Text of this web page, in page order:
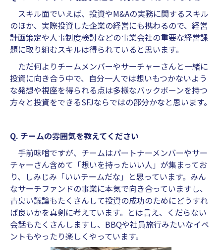
スキル面でいえば、投資やM&Aの実務に関するスキル
のほか、実際投資した企業の経営にも携わるので、経営
計画策定や人事制度検討などの事業会社の重要な経営課
題に取り組むスキルは得られていると思います。
ただ何よりチームメンバーやサーチャーさんと一緒に
投資に向き合う中で、自分一人では想いもつかないよう
な発想や視座を得られる点は多様なバックボーンを持つ
方々と投資をできるSFJならではの部分かなと思います。
Q. チームの雰囲気を教えてください
手前味噌ですが、チームはパートナーメンバーやサー
チャーさん含めて「想いを持ったいい人」が集まってお
り、しみじみ「いいチームだな」と思っています。みん
なサーチファンドの事業に本気で向き合っていますし、
青臭い議論もたくさんして投資の成功のためにどうすれ
ば良いかを真剣に考えています。とは言え、くだらない
会話もたくさんしますし、BBQや社員旅行みたいなイベ
ントもやったり楽しくやっています。